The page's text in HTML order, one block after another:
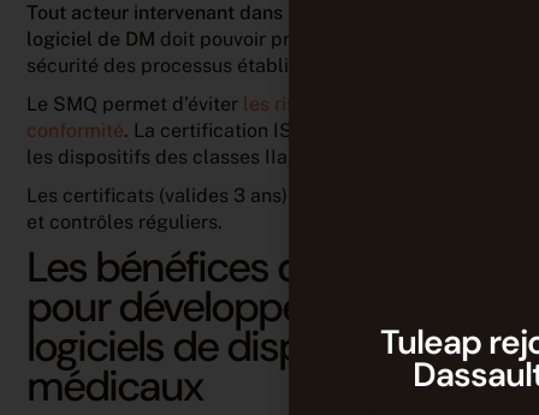
Tout acteur intervenant dans le cycle de vie d’un
logiciel de DM doit pouvoir prouver l’efficacité et la
sécurité des processus établis.
Le SMQ permet d’éviter les risques de non-
conformité. La certification ISO est obligatoire pour
les dispositifs des classes IIa, IIb, III.
Les certificats (valides 3 ans) sont soumis à des audits
et contrôles réguliers.
Les bénéfices d’un SMQ
pour développer des
logiciels de dispositifs
médicaux
Tuleap